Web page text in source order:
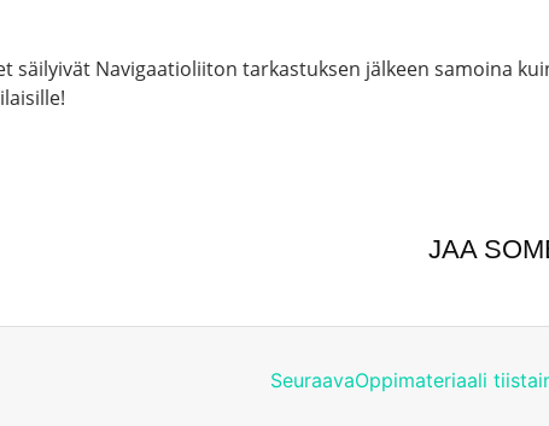
Navigaatioliiton tarkastuksen jälkeen samoina
JAA
SeuraavaOppimateriaali